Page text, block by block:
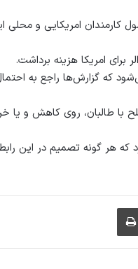
امریکایی و محلی
که گزارش‌ها راجع به
طالبان، روی کاهش و یا
هر گونه تصمیم در این
ایمیل چاپ